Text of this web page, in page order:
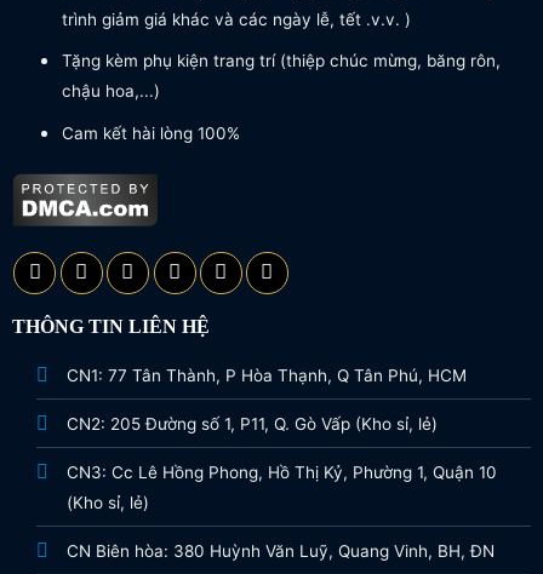
trình giảm giá khác và các ngày lễ, tết .v.v. )
Tặng kèm phụ kiện trang trí (thiệp chúc mừng, băng rôn,
chậu hoa,...)
Cam kết hài lòng 100%
THÔNG TIN LIÊN HỆ
CN1: 77 Tân Thành, P Hòa Thạnh, Q Tân Phú, HCM
CN2: 205 Đường số 1, P11, Q. Gò Vấp (Kho sỉ, lẻ)
CN3: Cc Lê Hồng Phong, Hồ Thị Kỷ, Phường 1, Quận 10
(Kho sỉ, lẻ)
CN Biên hòa: 380 Huỳnh Văn Luỹ, Quang Vinh, BH, ĐN